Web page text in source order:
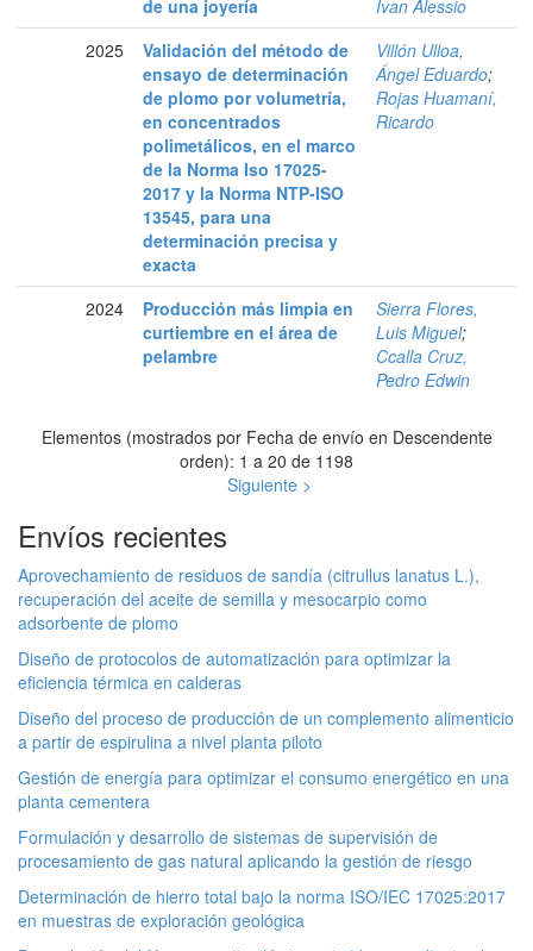
de una joyería
Ivan Alessio
2025
Validación del método de
ensayo de determinación
de plomo por volumetría,
en concentrados
polimetálicos, en el marco
de la Norma Iso 17025-
2017 y la Norma NTP-ISO
13545, para una
determinación precisa y
exacta
Villón Ulloa,
Ángel Eduardo;
Rojas Huamaní,
Ricardo
2024
Producción más limpia en
curtiembre en el área de
pelambre
Sierra Flores,
Luis Miguel;
Ccalla Cruz,
Pedro Edwin
Elementos (mostrados por Fecha de envío en Descendente
orden): 1 a 20 de 1198
Siguiente >
Envíos recientes
Aprovechamiento de residuos de sandía (citrullus lanatus L.),
recuperación del aceite de semilla y mesocarpio como
adsorbente de plomo
Diseño de protocolos de automatización para optimizar la
eficiencia térmica en calderas
Diseño del proceso de producción de un complemento alimenticio
a partir de espirulina a nivel planta piloto
Gestión de energía para optimizar el consumo energético en una
planta cementera
Formulación y desarrollo de sistemas de supervisión de
procesamiento de gas natural aplicando la gestión de riesgo
Determinación de hierro total bajo la norma ISO/IEC 17025:2017
en muestras de exploración geológica